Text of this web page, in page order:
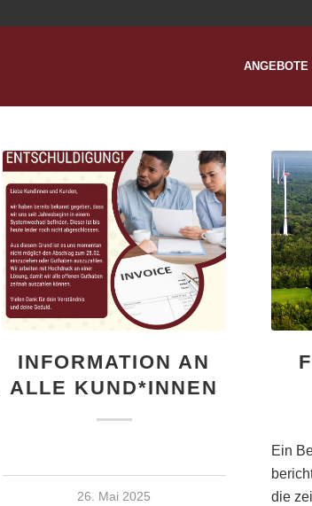
ANGEBOTE
INFORMATION AN
ALLE KUND*INNEN
26. Mai 2025
Ein
die